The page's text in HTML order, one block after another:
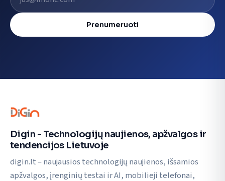
Prenumeruoti
Digin - Technologijų naujienos, apžvalgos ir
tendencijos Lietuvoje
digin.lt – naujausios technologijų naujienos, išsamios
apžvalgos, įrenginių testai ir AI, mobilieji telefonai,